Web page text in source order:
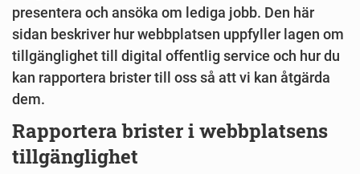
presentera och ansöka om lediga jobb. Den här
sidan beskriver hur webbplatsen uppfyller lagen om
tillgänglighet till digital offentlig service och hur du
kan rapportera brister till oss så att vi kan åtgärda
dem.
Rapportera brister i webbplatsens
tillgänglighet